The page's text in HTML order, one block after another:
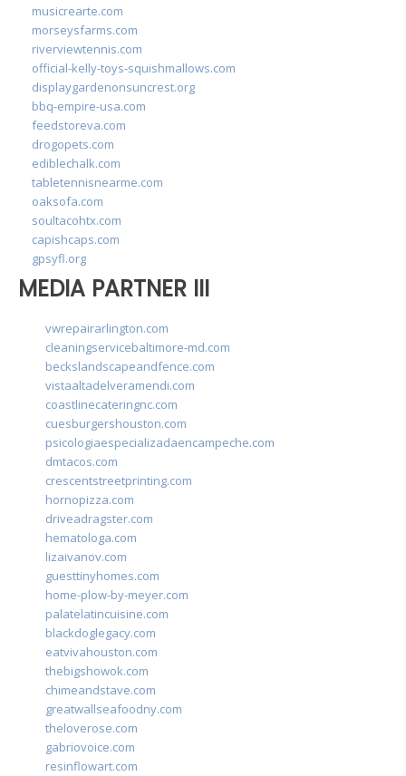
musicrearte.com
morseysfarms.com
riverviewtennis.com
official-kelly-toys-squishmallows.com
displaygardenonsuncrest.org
bbq-empire-usa.com
feedstoreva.com
drogopets.com
ediblechalk.com
tabletennisnearme.com
oaksofa.com
soultacohtx.com
capishcaps.com
gpsyfl.org
MEDIA PARTNER III
vwrepairarlington.com
cleaningservicebaltimore-md.com
beckslandscapeandfence.com
vistaaltadelveramendi.com
coastlinecateringnc.com
cuesburgershouston.com
psicologiaespecializadaencampeche.com
dmtacos.com
crescentstreetprinting.com
hornopizza.com
driveadragster.com
hematologa.com
lizaivanov.com
guesttinyhomes.com
home-plow-by-meyer.com
palatelatincuisine.com
blackdoglegacy.com
eatvivahouston.com
thebigshowok.com
chimeandstave.com
greatwallseafoodny.com
theloverose.com
gabriovoice.com
resinflowart.com